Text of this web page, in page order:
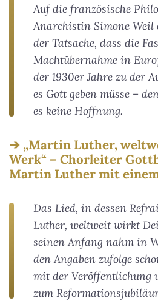
Auf die französische
Anarchistin Simone Weil
der Tatsache, dass die
Machtübernahme in
der 1930er Jahre zu der
es Gott geben müsse –
es keine Hoffnung.
„Martin Luther,
Werk“ – Chorleiter
Martin Luther mit
Das Lied, in dessen
Luther, weltweit wirkt
seinen Anfang nahm in
den Angaben zufolge
mit der Veröffentlichung
zum